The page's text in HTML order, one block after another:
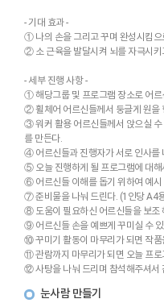
- 기대 효과 -
① 나의 손을 그리고 꾸며 완성시킴으
② 소 근육을 발달시켜 뇌를 자극시키
- 세부 진행 사항 -
① 해당그룹 및 프로그램 장소로 어르
② 휠체어 어르신들께서 둥글게 원을
③ 워커 활용 어르신들께서 앉으실 수
를 만든다.
④ 어르신들과 진행자가 서로 인사를
⑤ 오늘 진행하게 될 프로그램에 대해
⑥ 어르신들 이해를 돕기 위하여 예시
⑦ 준비물을 나눠 드린다. (1인당 A4
⑧ 도움이 필요하신 어르신들을 보조
⑨ 어르신들 손을 예쁘게 꾸미실 수
⑩ 꾸미기 활동이 마무리가 되면 작품
⑪ 관람까지 마무리가 되면 오늘 프로
⑫ 사탕을 나눠 드리며 참석해주셔서
눈사람 만들기